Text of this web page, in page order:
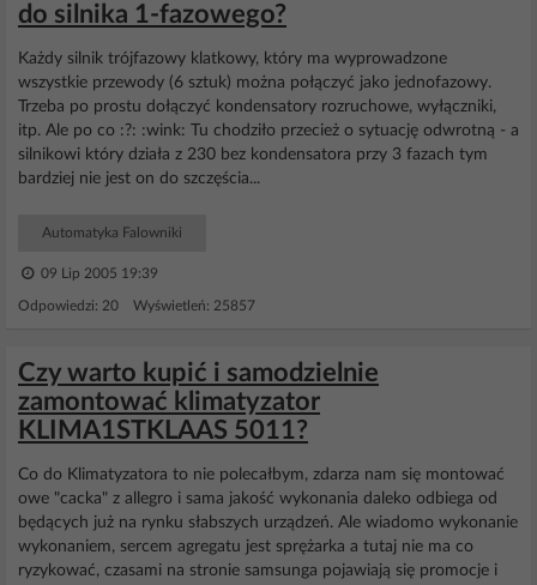
do silnika 1-fazowego?
Każdy silnik trójfazowy klatkowy, który ma wyprowadzone
wszystkie przewody (6 sztuk) można połączyć jako jednofazowy.
Trzeba po prostu dołączyć kondensatory rozruchowe, wyłączniki,
itp. Ale po co :?: :wink: Tu chodziło przecież o sytuację odwrotną - a
silnikowi który działa z 230 bez kondensatora przy 3 fazach tym
bardziej nie jest on do szczęścia...
Automatyka Falowniki
09 Lip 2005 19:39
Odpowiedzi: 20 Wyświetleń: 25857
Czy warto kupić i samodzielnie
zamontować klimatyzator
KLIMA1STKLAAS 5011?
Co do Klimatyzatora to nie polecałbym, zdarza nam się montować
owe "cacka" z allegro i sama jakość wykonania daleko odbiega od
będących już na rynku słabszych urządzeń. Ale wiadomo wykonanie
wykonaniem, sercem agregatu jest sprężarka a tutaj nie ma co
ryzykować, czasami na stronie samsunga pojawiają się promocje i